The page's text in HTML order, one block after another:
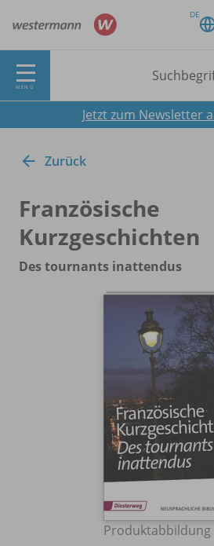
DE
MENÜ
Jetzt zum Newsletter
Zurück
Französische
Kurzgeschichten
Des tournants inattendus
Produktabbildung